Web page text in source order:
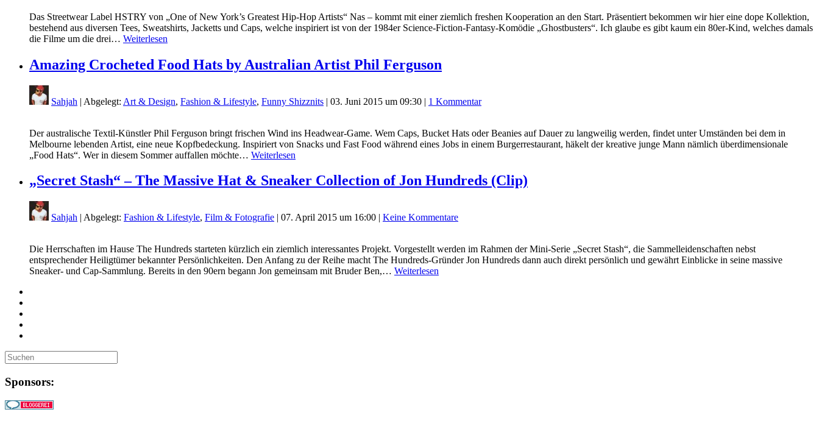
Das Streetwear Label HSTRY von „One of New York’s Greatest Hip-Hop Artists“ Nas – kommt mit einer ziemlich freshen Kooperation an den Start. Präsentiert bekommen wir hier eine dope Kollektion,
bestehend aus diversen Tees, Sweatshirts, Jacketts und Caps, welche inspiriert ist von der 1984er Science-Fiction-Fantasy-Komödie „Ghostbusters“. Ich glaube es gibt kaum ein 80er-Kind, welches damals
die Filme um die drei… Weiterlesen
Amazing Crocheted Food Hats by Australian Artist Phil Ferguson
Sahjah | Abgelegt: Art & Design, Fashion & Lifestyle, Funny Shizznits | 03. Juni 2015 um 09:30 | 1 Kommentar
Der australische Textil-Künstler Phil Ferguson bringt frischen Wind ins Headwear-Game. Wem Caps, Bucket Hats oder Beanies auf Dauer zu langweilig werden, findet unter Umständen bei dem in
Melbourne lebenden Artist, eine neue Kopfbedeckung. Inspiriert von Snacks und Fast Food während eines Jobs in einem Burgerrestaurant, häkelt der kreative junge Mann nämlich überdimensionale
„Food Hats“. Wer in diesem Sommer auffallen möchte… Weiterlesen
„Secret Stash“ – The Massive Hat & Sneaker Collection of Jon Hundreds (Clip)
Sahjah | Abgelegt: Fashion & Lifestyle, Film & Fotografie | 07. April 2015 um 16:00 | Keine Kommentare
Die Herrschaften im Hause The Hundreds starteten kürzlich ein ziemlich interessantes Projekt. Vorgestellt werden im Rahmen der Mini-Serie „Secret Stash“, die Sammelleidenschaften nebst
entsprechender Heiligtümer bekannter Persönlichkeiten. Den Anfang zu der Reihe macht The Hundreds-Gründer Jon Hundreds dann auch direkt persönlich und gewährt Einblicke in seine massive
Sneaker- und Cap-Sammlung. Bereits in den 90ern begann Jon gemeinsam mit Bruder Ben,… Weiterlesen
Sponsors: